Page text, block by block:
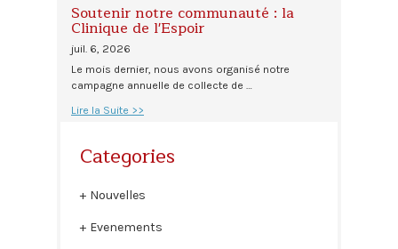
Soutenir notre communauté : la
Clinique de l'Espoir
juil. 6, 2026
Le mois dernier, nous avons organisé notre
campagne annuelle de collecte de …
Lire la Suite >>
Categories
Nouvelles
Evenements